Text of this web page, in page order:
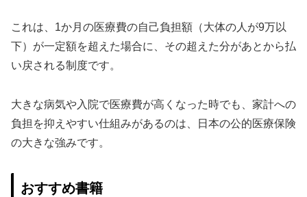
これは、1か月の医療費の自己負担額（大体の人が9万以
下）が一定額を超えた場合に、その超えた分があとから払
い戻される制度です。
大きな病気や入院で医療費が高くなった時でも、家計への
負担を抑えやすい仕組みがあるのは、日本の公的医療保険
の大きな強みです。
おすすめ書籍